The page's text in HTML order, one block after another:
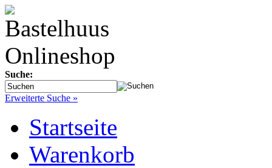
Suche:
Erweiterte Suche »
Startseite
Warenkorb